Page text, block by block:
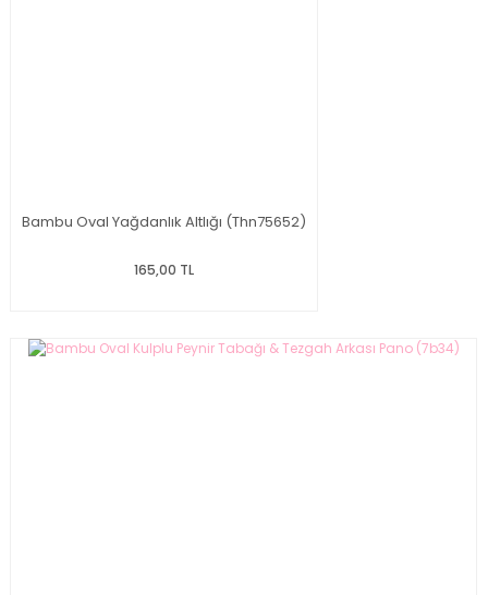
Bambu Oval Yağdanlık Altlığı (Thn75652)
165,00 TL